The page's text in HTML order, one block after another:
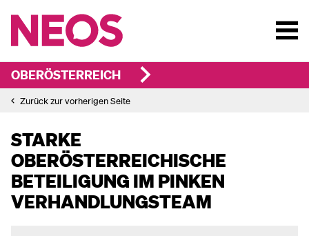
OBERÖSTERREICH
Zurück zur vorherigen Seite
STARKE
OBERÖSTERREICHISCHE
BETEILIGUNG IM PINKEN
VERHANDLUNGSTEAM